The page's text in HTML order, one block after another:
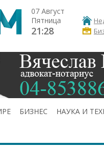
07 Август
Пятница
21:28
БИЗНЕС НАУКА И